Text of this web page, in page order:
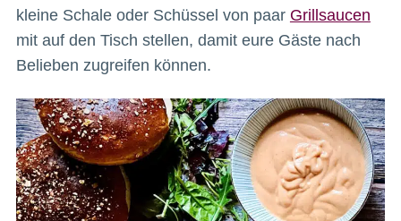
kleine Schale oder Schüssel von paar Grillsaucen
mit auf den Tisch stellen, damit eure Gäste nach
Belieben zugreifen können.